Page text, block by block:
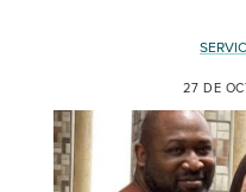
27 DE